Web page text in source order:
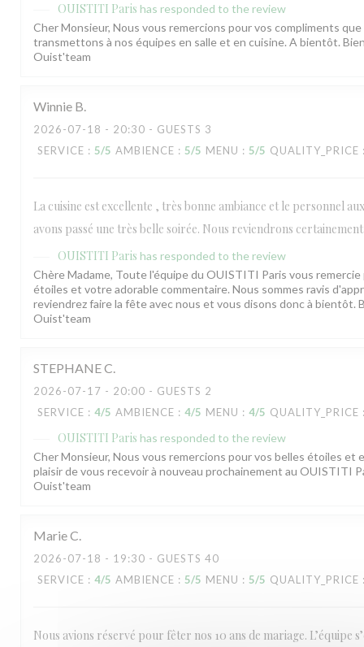
OUISTITI Paris has responded to the review
Cher Monsieur, Nous vous remercions pour vos compliments
transmettons à nos équipes en salle et en cuisine. A bientôt.
Ouist'team
Winnie B
2026-07-18 - 20:30 - GUESTS 3
SERVICE : 5/5 AMBIENCE : 5/5 MENU : 5/5 QUALITY_PRICE
La cuisine est excellente , très bonne ambiance et le personnel
avons passé une très belle soirée. Nous reviendrons certainement
OUISTITI Paris has responded to the review
Chère Madame, Toute l'équipe du OUISTITI Paris vous remercie
étoiles et votre adorable commentaire. Nous sommes ravis
reviendrez faire la fête avec nous et vous disons donc à bientôt.
Ouist'team
STEPHANEC
2026-07-17 - 20:00 - GUESTS 2
SERVICE : 4/5 AMBIENCE : 4/5 MENU : 4/5 QUALITY_PRICE
OUISTITI Paris has responded to the review
Cher Monsieur, Nous vous remercions pour vos belles étoiles et
plaisir de vous recevoir à nouveau prochainement au OUISTITI
Ouist'team
MarieC
2026-07-18 - 19:30 - GUESTS 40
SERVICE : 4/5 AMBIENCE : 5/5 MENU : 5/5 QUALITY_PRICE
Nous avions réservé pour fêter nos 10 ans de mariage. L’équipe
OUISTITI Paris